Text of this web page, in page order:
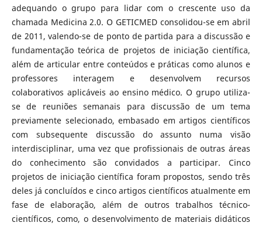
adequando o grupo para lidar com o crescente uso da
chamada Medicina 2.0. O GETICMED consolidou-se em abril
de 2011, valendo-se de ponto de partida para a discussão e
fundamentação teórica de projetos de iniciação científica,
além de articular entre conteúdos e práticas como alunos e
professores interagem e desenvolvem recursos
colaborativos aplicáveis ao ensino médico. O grupo utiliza-
se de reuniões semanais para discussão de um tema
previamente selecionado, embasado em artigos científicos
com subsequente discussão do assunto numa visão
interdisciplinar, uma vez que profissionais de outras áreas
do conhecimento são convidados a participar. Cinco
projetos de iniciação científica foram propostos, sendo três
deles já concluídos e cinco artigos científicos atualmente em
fase de elaboração, além de outros trabalhos técnico-
científicos, como, o desenvolvimento de materiais didáticos